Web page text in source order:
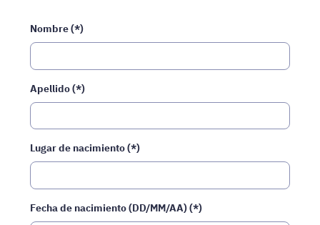
Nombre (*)
Apellido (*)
Lugar de nacimiento (*)
Fecha de nacimiento (DD/MM/AA) (*)